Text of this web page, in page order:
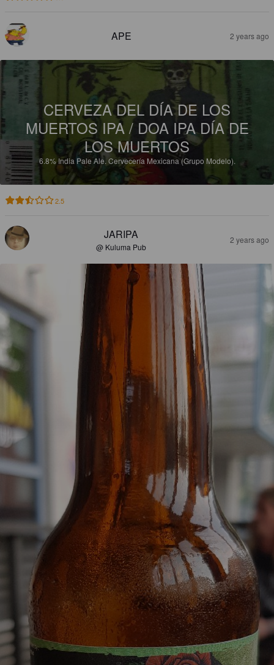
APE 2 years ago
CERVEZA DEL DÍA DE LOS
MUERTOS IPA / DOA IPA DÍA DE
LOS MUERTOS
6.8% India Pale Ale. Cervecería Mexicana (Grupo Modelo).
2.5
JARIPA
@ Kuluma Pub
2 years ago